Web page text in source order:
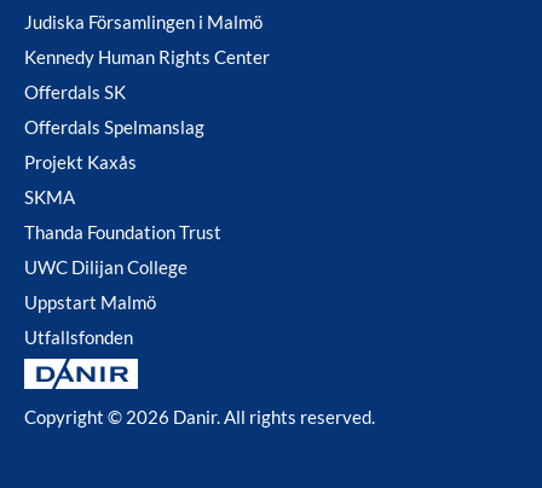
Judiska Församlingen i Malmö
Kennedy Human Rights Center
Offerdals SK
Offerdals Spelmanslag
Projekt Kaxås
SKMA
Thanda Foundation Trust
UWC Dilijan College
Uppstart Malmö
Utfallsfonden
Copyright © 2026 Danir. All rights reserved.